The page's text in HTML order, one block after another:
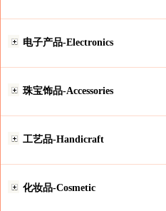
电子产品-Electronics
珠宝饰品-Accessories
工艺品-Handicraft
化妆品-Cosmetic